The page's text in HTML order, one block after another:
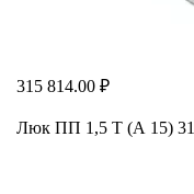
315 814.00 ₽
Люк ПП 1,5 Т (А 15)